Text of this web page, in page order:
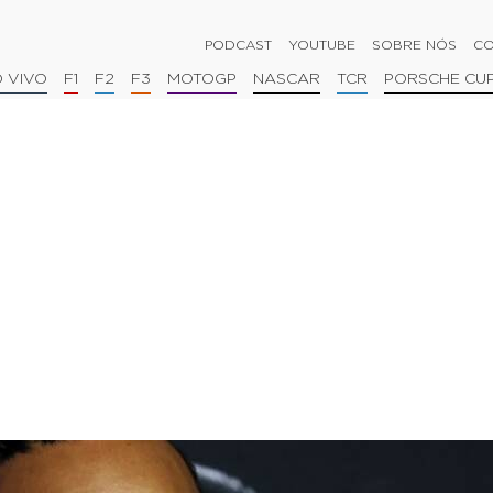
PODCAST YOUTUBE SOBRE NÓS
VIVO F1 F2 F3 MOTOGP NASCAR TCR PORSCHE